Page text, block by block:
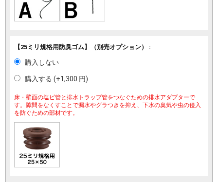
【25ミリ規格用防臭ゴム】（別売オプション） :
購入しない
購入する (+1,300 円)
床・壁面の塩ビ管と排水トラップ管をつなぐための排水アダプターで
す。隙間をなくすことで漏水やグラつきを抑え、下水の臭気や虫の侵入
を防ぐための部材です。